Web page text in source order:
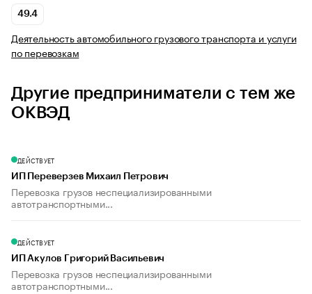
49.4
Деятельность автомобильного грузового транспорта и услуги
по перевозкам
Другие предприниматели с тем же
ОКВЭД
ДЕЙСТВУЕТ
ИП Переверзев Михаил Петрович
Перевозка грузов неспециализированными
автотранспортными...
ДЕЙСТВУЕТ
ИП Акулов Григорий Васильевич
Перевозка грузов неспециализированными
автотранспортными...